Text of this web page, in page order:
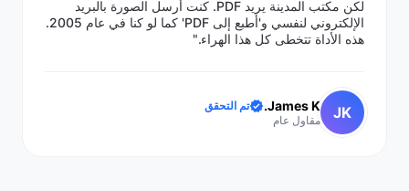
لكن مكتب المدينة يريد PDF. كنت أرسل الصورة بالبريد
الإلكتروني لنفسي و'أطبع إلى PDF' كما لو كنا في عام 2005.
هذه الأداة تتخطى كل هذا الهراء."
JK
James K.
تم التحقق
مقاول عام